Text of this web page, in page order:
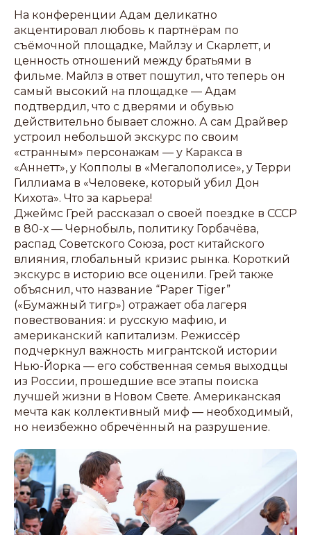
На конференции Адам деликатно
акцентировал любовь к партнёрам по
съёмочной площадке, Майлзу и Скарлетт, и
ценность отношений между братьями в
фильме. Майлз в ответ пошутил, что теперь он
самый высокий на площадке — Адам
подтвердил, что с дверями и обувью
действительно бывает сложно. А сам Драйвер
устроил небольшой экскурс по своим
«странным» персонажам — у Каракса в
«Аннетт», у Копполы в «Мегалополисе», у Терри
Гиллиама в «Человеке, который убил Дон
Кихота». Что за карьера!
Джеймс Грей рассказал о своей поездке в СССР
в 80-х — Чернобыль, политику Горбачёва,
распад Советского Союза, рост китайского
влияния, глобальный кризис рынка. Короткий
экскурс в историю все оценили. Грей также
объяснил, что название “Paper Tiger”
(«Бумажный тигр») отражает оба лагеря
повествования: и русскую мафию, и
американский капитализм. Режиссёр
подчеркнул важность мигрантской истории
Нью-Йорка — его собственная семья выходцы
из России, прошедшие все этапы поиска
лучшей жизни в Новом Свете. Американская
мечта как коллективный миф — необходимый,
но неизбежно обречённый на разрушение.